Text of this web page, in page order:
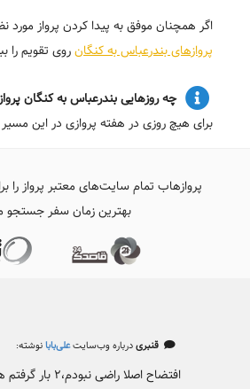
اگر همچنان موفق به پیدا کردن پرواز
پروازهای بندرعباس به کنگانروی تقویم را
چه روزهایی بندرعباس به کنگان
برای هیچ روزی در هفته پروازی در این مسیر
پروازهاب تمام سایت‌های معتبر پرواز را
بهترین زمان سفر جستجو
قنبریدرباره وب‌سایتعلی‌بابانوشته:
افتضاح اصلا راضی نبودم،۲ بار گرفتم هر دو بار افتضاح